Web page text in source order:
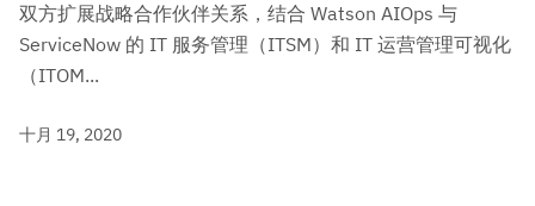
双方扩展战略合作伙伴关系，结合 Watson AIOps 与
ServiceNow 的 IT 服务管理（ITSM）和 IT 运营管理可视化
（ITOM...
十月 19, 2020